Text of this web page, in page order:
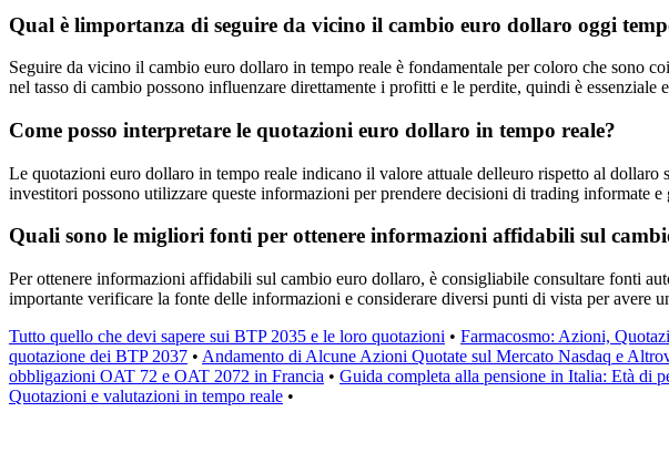
Qual è limportanza di seguire da vicino il cambio euro dollaro oggi
Seguire da vicino il cambio euro dollaro in tempo reale è fondamentale per coloro che sono
nel tasso di cambio possono influenzare direttamente i profitti e le perdite, quindi è essenziale
Come posso interpretare le quotazioni euro dollaro in tempo reale?
Le quotazioni euro dollaro in tempo reale indicano il valore attuale delleuro rispetto al
investitori possono utilizzare queste informazioni per prendere decisioni di trading informate
Quali sono le migliori fonti per ottenere informazioni affidabili sul
Per ottenere informazioni affidabili sul cambio euro dollaro, è consigliabile consultare fonti
importante verificare la fonte delle informazioni e considerare diversi punti di vista per avere
Tutto quello che devi sapere sui BTP 2035 e le loro quotazioni • Farmacosmo: Azioni,
quotazione dei BTP 2037 • Andamento di Alcune Azioni Quotate sul Mercato Nasdaq e
obbligazioni OAT 72 e OAT 2072 in Francia • Guida completa alla pensione in Italia: Età di
Quotazioni e valutazioni in tempo reale •